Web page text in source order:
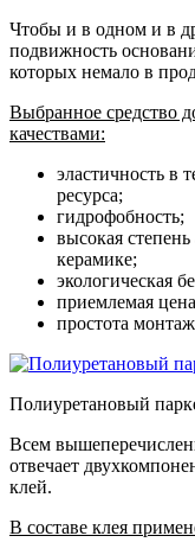
Чтобы и в одном и в
подвижность
которых немало в
Выбранное средство
качествами:
эластичность в
ресурса;
гидрофобность;
высокая
керамике;
экологическая
приемлемая
простота
Полиуретановый
Всем
отвечает
клей.
В составе клея